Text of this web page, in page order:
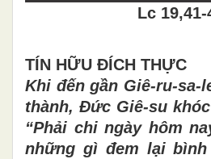
Lc 19,41-
TÍN HỮU ĐÍCH THỰC
Khi đến gần Giê-ru-sa-
thành, Đức Giê-su khó
“Phải chi ngày hôm
những gì đem lại bì